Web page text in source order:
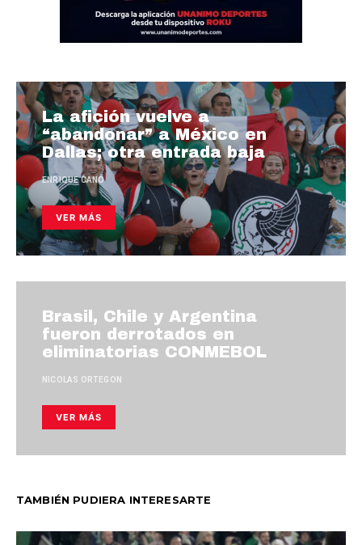
La afición vuelve a
“abandonar” a México en
Dallas; otra entrada baja
ENRIQUE CANO
VER MÁS
Brasil, Chile y Argentina
fueron derrotados en
eliminatorias CONMEBOL
NICOLAS ORTEGON
VER MÁS
TAMBIÉN PUDIERA INTERESARTE